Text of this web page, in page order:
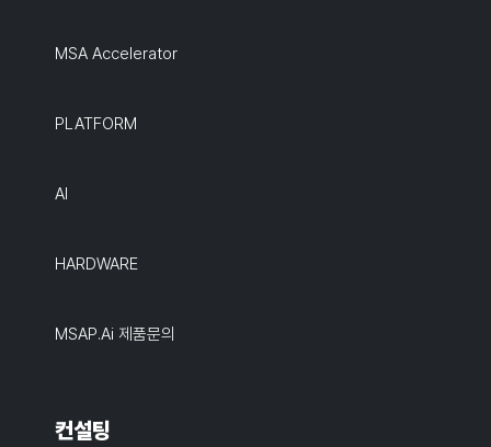
MSA Accelerator
PLATFORM
AI
HARDWARE
MSAP.ai 제품문의
컨설팅